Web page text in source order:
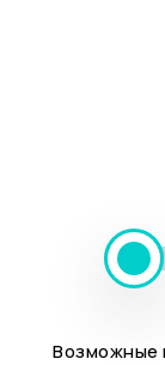
Возможные